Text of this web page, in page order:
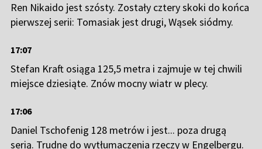
Ren Nikaido jest szósty. Zostały cztery skoki do końca
pierwszej serii: Tomasiak jest drugi, Wąsek siódmy.
17:07
Stefan Kraft osiąga 125,5 metra i zajmuje w tej chwili
miejsce dziesiąte. Znów mocny wiatr w plecy.
17:06
Daniel Tschofenig 128 metrów i jest... poza drugą
serią. Trudne do wytłumaczenia rzeczy w Engelbergu.